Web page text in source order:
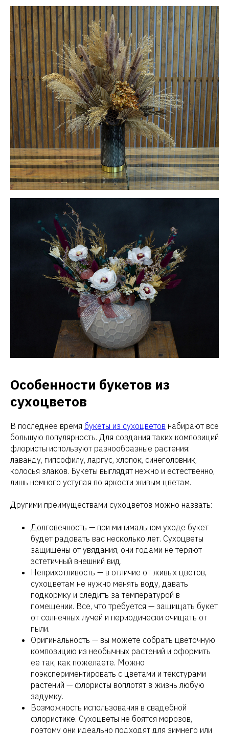
Особенности букетов из
сухоцветов
В последнее время букеты из сухоцветов набирают все
большую популярность. Для создания таких композиций
флористы используют разнообразные растения:
лаванду, гипсофилу, ларгус, хлопок, синеголовник,
колосья злаков. Букеты выглядят нежно и естественно,
лишь немного уступая по яркости живым цветам.
Другими преимуществами сухоцветов можно назвать:
Долговечность — при минимальном уходе букет
будет радовать вас несколько лет. Сухоцветы
защищены от увядания, они годами не теряют
эстетичный внешний вид.
Неприхотливость — в отличие от живых цветов,
сухоцветам не нужно менять воду, давать
подкормку и следить за температурой в
помещении. Все, что требуется — защищать букет
от солнечных лучей и периодически очищать от
пыли.
Оригинальность — вы можете собрать цветочную
композицию из необычных растений и оформить
ее так, как пожелаете. Можно
поэкспериментировать с цветами и текстурами
растений — флористы воплотят в жизнь любую
задумку.
Возможность использования в свадебной
флористике. Сухоцветы не боятся морозов,
поэтому они идеально подходят для зимнего или